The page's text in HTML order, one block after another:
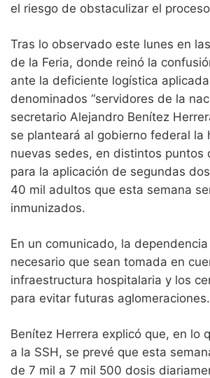
el riesgo de obstaculizar el
Tras lo observado este lunes en
de la Feria, donde reinó la
ante la deficiente logística
denominados “servidores de la
secretario Alejandro Benítez
se planteará al gobierno federal la
nuevas sedes, en distintos puntos
para la aplicación de segundas
40 mil adultos que esta semana
inmunizados.
En un comunicado, la
necesario que sean tomada en
infraestructura hospitalaria y los
para evitar futuras aglomeraciones.
Benítez Herrera explicó que, en lo
a la SSH, se prevé que esta
de 7 mil a 7 mil 500 dosis